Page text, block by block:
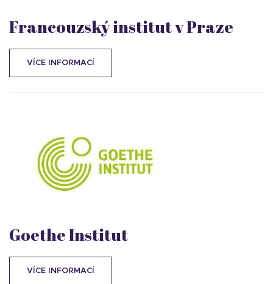
Francouzský institut v Praze
VÍCE INFORMACÍ
Goethe Institut
VÍCE INFORMACÍ